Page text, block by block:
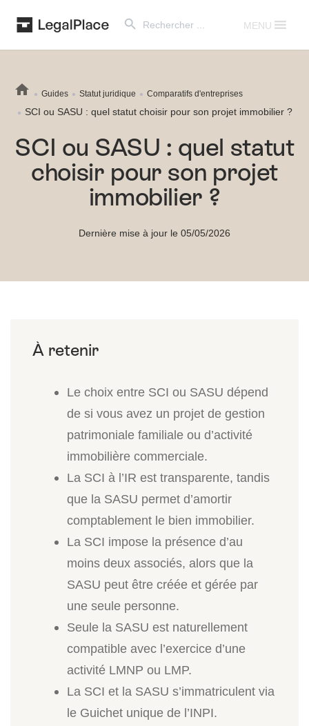
for:
MENU
Guides Statut juridique Comparatifs d'entreprises
SCI ou SASU : quel statut choisir pour son projet immobilier ?
SCI ou SASU : quel statut
choisir pour son projet
immobilier ?
Dernière mise à jour le 05/05/2026
Le choix entre SCI ou SASU dépend
de si vous avez un projet de gestion
patrimoniale familiale ou d’activité
immobilière commerciale.
La SCI à l’IR est transparente, tandis
que la SASU permet d’amortir
comptablement le bien immobilier.
La SCI impose la présence d’au
moins deux associés, alors que la
SASU peut être créée et gérée par
une seule personne.
Seule la SASU est naturellement
compatible avec l’exercice d’une
activité LMNP ou LMP.
La SCI et la SASU s’immatriculent via
le Guichet unique de l’INPI.